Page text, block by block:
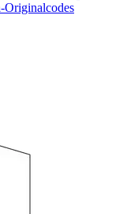
Originalcodes